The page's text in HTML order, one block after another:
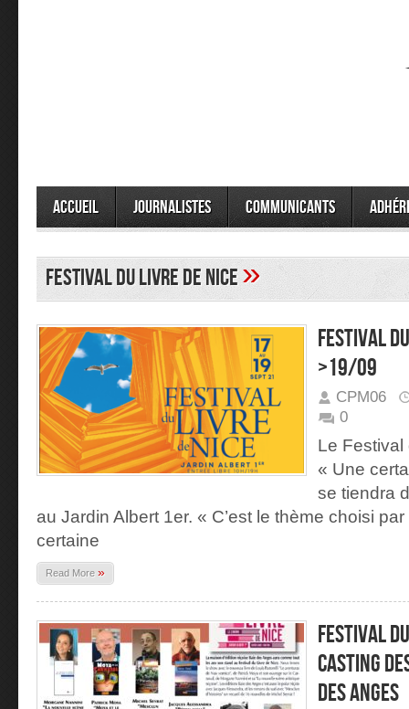
Accueil Journalistes Communicants
festival du livre de Nice»
Festival
>19/09
CPM06
0
Le Festival
« Une
se tiendra
au Jardin Albert 1er. « C’est le thème choisi
certaine
Read More »
Festival
casting
des Anges